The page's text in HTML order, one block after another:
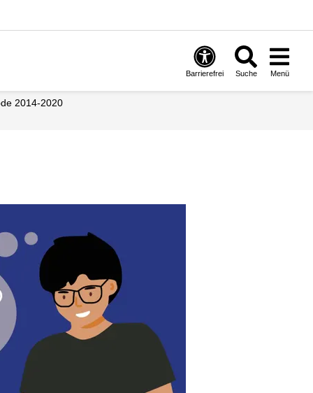
Barrierefrei Suche Menü
2014-2020